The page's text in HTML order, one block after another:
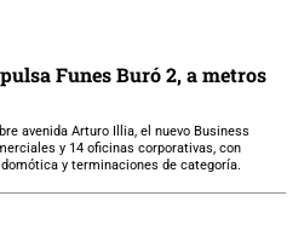
Funes Buró 2, a metros
avenida Arturo Illia, el nuevo Business
y 14 oficinas corporativas, con
y terminaciones de categoría.